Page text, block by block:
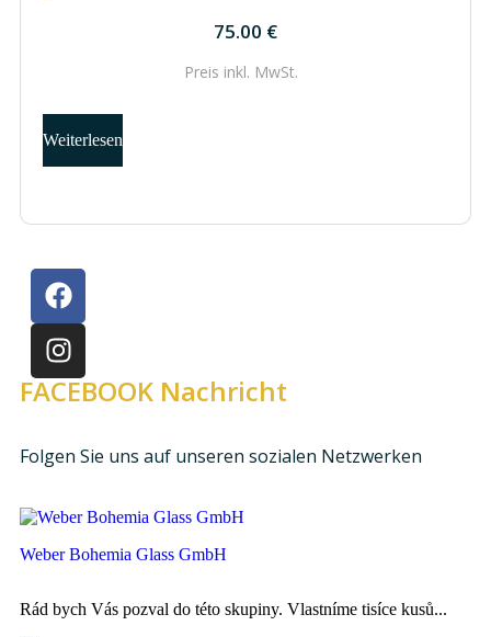
75.00 €
Preis inkl. MwSt.
Weiterlesen
FACEBOOK Nachricht
Folgen Sie uns auf unseren sozialen Netzwerken
Weber Bohemia Glass GmbH
Rád bych Vás pozval do této skupiny. Vlastníme tisíce kusů...